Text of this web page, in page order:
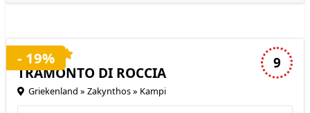
9
TRAMONTO DI ROCCIA
Griekenland » Zakynthos » Kampi
- 19%